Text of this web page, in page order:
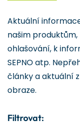
Aktuální
našim produktům,
ohlašování, k
SEPNO atp.
články a aktuální
obraze.
Filtrovat: